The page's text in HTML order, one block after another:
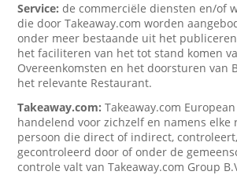
Service:de commerciële diensten en/of
die door Takeaway.com worden
onder meer bestaande uit het
het faciliteren van het tot stand komen
Overeenkomsten en het doorsturen van
het relevante Restaurant.
Takeaway.com:Takeaway.com
handelend voor zichzelf en namens elke
persoon die direct of indirect,
gecontroleerd door of onder de
controle valt van Takeaway.com Group